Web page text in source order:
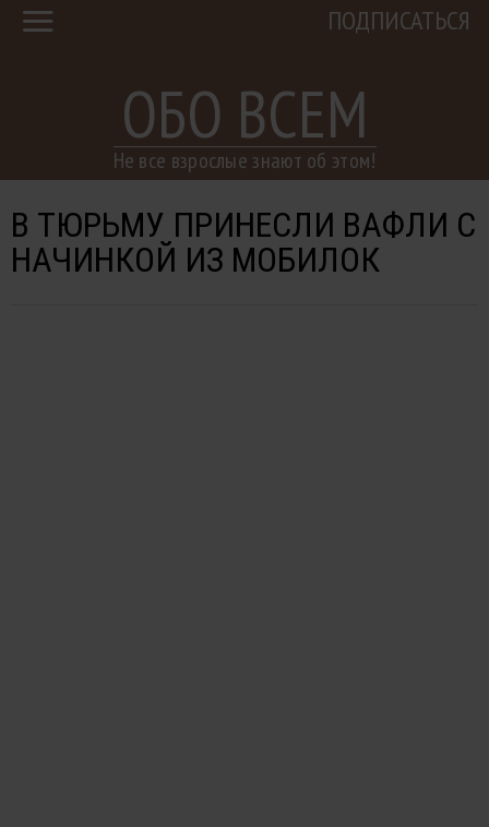
ОБО ВСЕМ
Не все взрослые знают об этом!
ПОДПИСАТЬСЯ
В ТЮРЬМУ ПРИНЕСЛИ ВАФЛИ С
НАЧИНКОЙ ИЗ МОБИЛОК